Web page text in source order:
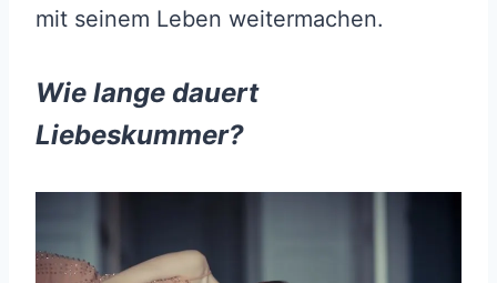
mit seinem Leben weitermachen.
Wie lange dauert
Liebeskummer?